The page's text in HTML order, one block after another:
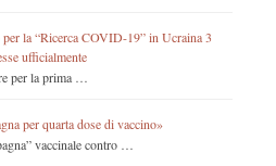
la “Ricerca COVID-19” in Ucraina 3
ufficialmente
per la prima …
per quarta dose di vaccino»
vaccinale contro …